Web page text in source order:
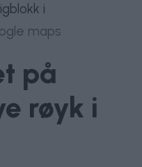
i
maps
på
røyk i